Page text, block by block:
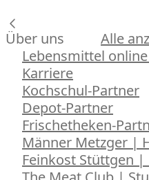
Über uns Alle
Lebensmittel
Karriere
Kochschul-Partner
Depot-Partner
Frischetheken-
Männer Metzger |
Feinkost Stüttgen